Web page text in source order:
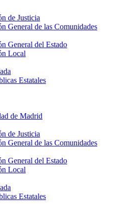
de Justicia
General de las Comunidades
General del Estado
Local
Estatales
de Madrid
de Justicia
General de las Comunidades
General del Estado
Local
Estatales